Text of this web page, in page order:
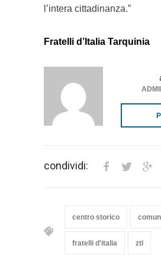
l’intera cittadinanza.”
Fratelli d’Italia Tarquinia
condividi:
centro storico
fratelli d'italia ztl